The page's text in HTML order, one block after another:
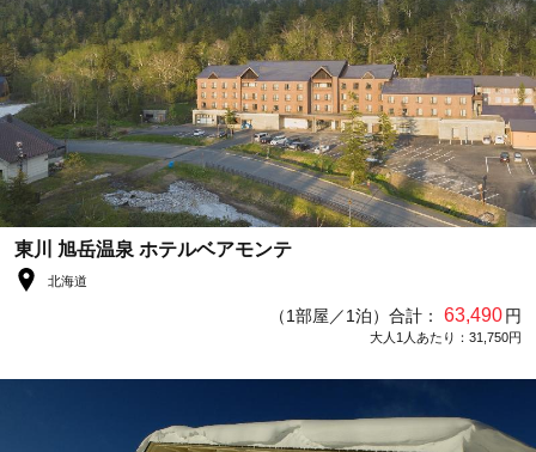
東川 旭岳温泉 ホテルベアモンテ
北海道
（1部屋／1泊）合計： 63,490円
大人1人あたり：31,750円